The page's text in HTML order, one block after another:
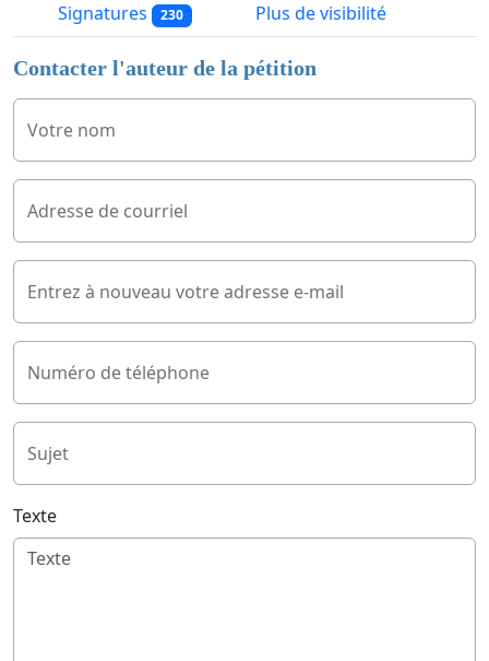
Signatures 230 Plus de visibilité
Contacter l'auteur de la pétition
Votre nom
Adresse de courriel
Entrez à nouveau votre adresse e-mail
Numéro de téléphone
Sujet
Texte